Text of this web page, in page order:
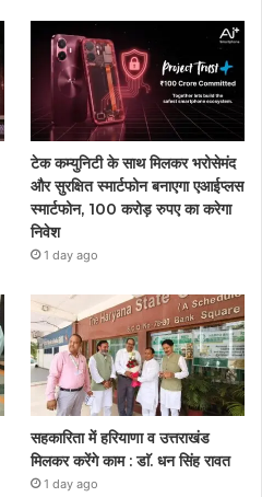
टेक कम्युनिटी के साथ मिलकर भरोसेमंद
और सुरक्षित स्मार्टफोन बनाएगा एआईप्लस
स्मार्टफोन, 100 करोड़ रुपए का करेगा
निवेश
1 day ago
सहकारिता में हरियाणा व उत्तराखंड
मिलकर करेंगे काम : डाॅ. धन सिंह रावत
1 day ago